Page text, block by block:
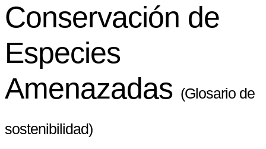
Conservación de
Especies
Amenazadas (Glosario de
sostenibilidad)